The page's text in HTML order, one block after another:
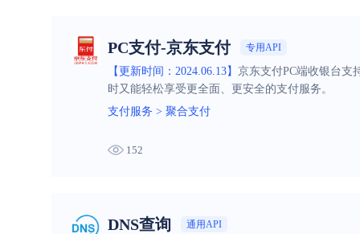
PC支付-京东支付 专用API
【更新时间：2024.06.13】 京东支付PC端收银台支
时又能轻松享受更全面、更安全的支付服务。
支付服务 > 聚合支付
152
DNS查询 通用API